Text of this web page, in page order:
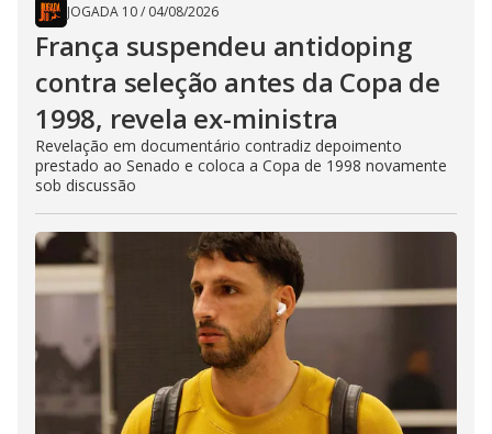
JOGADA 10/ 04/08/2026
França suspendeu antidoping
contra seleção antes da Copa de
1998, revela ex-ministra
Revelação em documentário contradiz depoimento
prestado ao Senado e coloca a Copa de 1998 novamente
sob discussão